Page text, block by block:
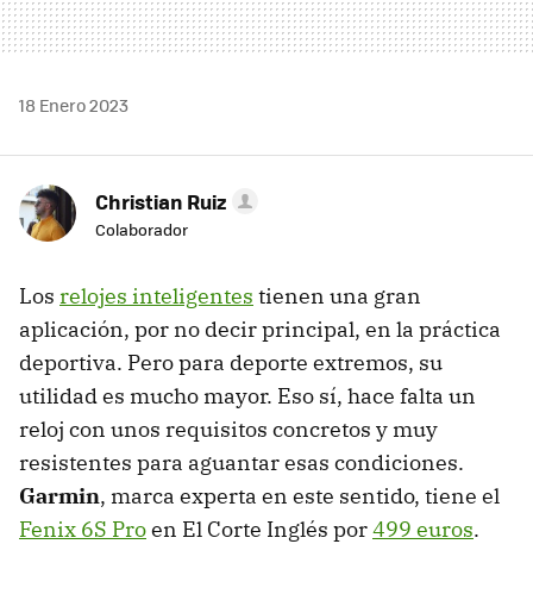
18 Enero 2023
Christian Ruiz
Colaborador
Los relojes inteligentes tienen una gran
aplicación, por no decir principal, en la práctica
deportiva. Pero para deporte extremos, su
utilidad es mucho mayor. Eso sí, hace falta un
reloj con unos requisitos concretos y muy
resistentes para aguantar esas condiciones.
Garmin, marca experta en este sentido, tiene el
Fenix 6S Proen El Corte Inglés por499 euros.